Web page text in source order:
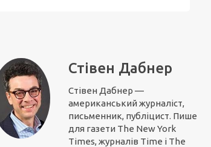
Стівен Дабнер
Стівен Дабнер —
американський журналіст,
письменник, публіцист. Пише
для газети The New York
Times, журналів Time і The